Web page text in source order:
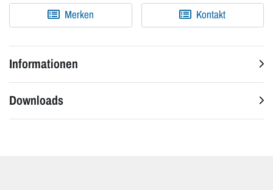
Merken Kontakt
Informationen
Downloads